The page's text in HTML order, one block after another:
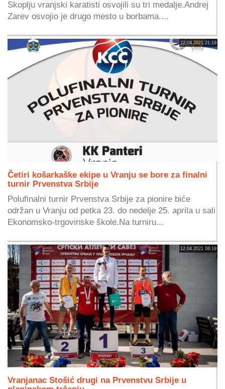
Skoplju vranjski karatisti osvojili su tri medalje.Andrej
Zarev osvojio je drugo mesto u borbama....
22.04.2021 21:19
Četiri košarkaške ekipe u Vranju se bore za finalni
turnir Prvenstva Srbije
Polufinalni turnir Prvenstva Srbije za pionire biće
održan u Vranju od petka 23. do nedelje 25. aprila u sali
Ekonomsko-trgovinske škole.Na turniru...
12.04.2021 08:19
Vranjanac Stošić drugi na Prvenstvu Srbije u